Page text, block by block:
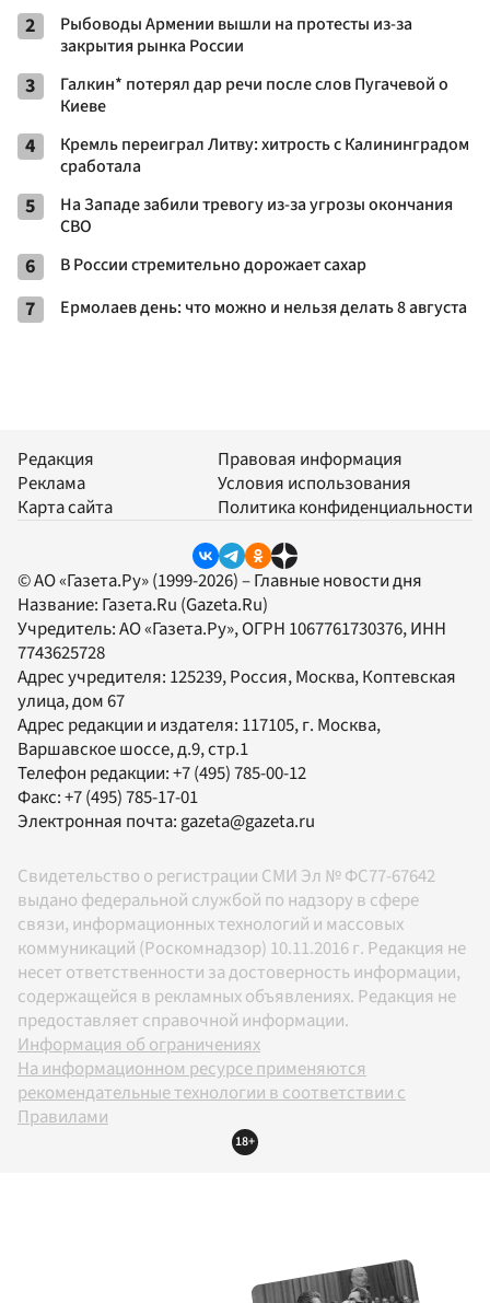
2
Рыбоводы Армении вышли на протесты из-за
закрытия рынка России
3
Галкин* потерял дар речи после слов Пугачевой о
Киеве
4
Кремль переиграл Литву: хитрость с Калининградом
сработала
5
На Западе забили тревогу из-за угрозы окончания
СВО
6 В России стремительно дорожает сахар
7 Ермолаев день: что можно и нельзя делать 8 августа
Редакция
Реклама
Карта сайта
Правовая информация
Условия использования
Политика конфиденциальности
© АО «Газета.Ру» (1999-2026) – Главные новости дня
Название: Газета.Ru (Gazeta.Ru)
Учредитель:АО «Газета.Ру», ОГРН 1067761730376, ИНН
7743625728
Адрес учредителя: 125239, Россия, Москва, Коптевская
улица, дом 67
Адрес редакции и издателя: 117105, г. Москва,
Варшавское шоссе, д.9, стр.1
Телефон редакции:+7 (495) 785-00-12
Факс:+7 (495) 785-17-01
Электронная почта: gazeta@gazeta.ru
Свидетельство о регистрации СМИ Эл № ФС77-67642
выдано федеральной службой по надзору в сфере
связи, информационных технологий и массовых
коммуникаций (Роскомнадзор) 10.11.2016 г. Редакция не
несет ответственности за достоверность информации,
содержащейся в рекламных объявлениях. Редакция не
предоставляет справочной информации.
Информация об ограничениях
На информационном ресурсе применяются
рекомендательные технологии в соответствии с
Правилами
18+